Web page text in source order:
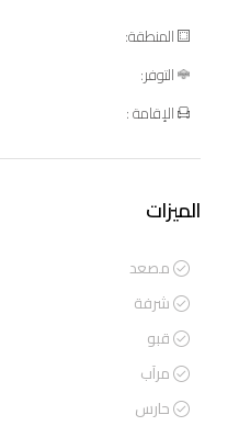
المنطقة:
التوفر:
الإقامة :
الميزات
مصعد
شرفة
قبو
مرآب
حارس